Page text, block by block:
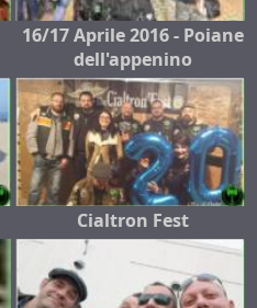
16/17 Aprile 2016 - Poiane
dell'appenino
Cialtron Fest